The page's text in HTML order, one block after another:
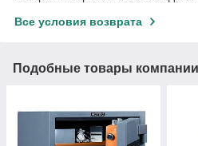
Все условия возврата
Подобные товары компании